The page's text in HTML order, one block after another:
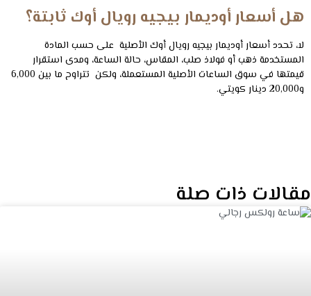
هل أسعار أوديمار بيجيه رويال أوك ثابتة؟
لا، تحدد أسعار أوديمار بيجيه رويال أوك الأصلية على حسب المادة
المستخدمة ذهب أو فولاذ صلب، المقاس، حالة الساعة، ومدى استقرار
قيمتها في سوق الساعات الأصلية المستعملة، ولكن تتراوح ما بين 6,000
و20,000 دينار كويتي.
مقالات ذات صلة